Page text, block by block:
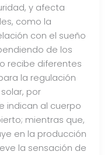
y afecta
como la
con el sueño
de los
recibe diferentes
la regulación
por
indican al cuerpo
mientras que,
en la producción
la sensación de